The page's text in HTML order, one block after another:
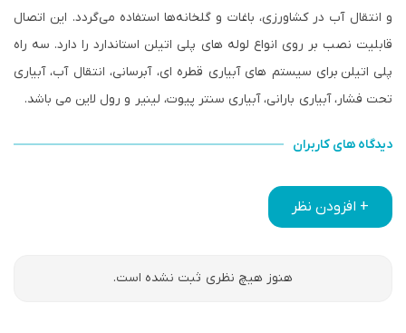
و انتقال آب در کشاورزی، باغات و گلخانه‌ها استفاده می‌گردد. این اتصال
قابلیت نصب بر روی انواع لوله های پلی اتیلن استاندارد را دارد. سه راه
پلی اتیلن برای سیستم های آبیاری قطره ای، آبرسانی، انتقال آب، آبیاری
تحت فشار، آبیاری بارانی، آبیاری سنتر پیوت، لینیر و رول لاین می باشد.
دیدگاه های کاربران
+ افزودن نظر
هنوز هیچ نظری ثبت نشده است.